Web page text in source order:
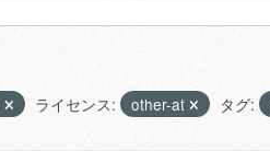
ライセンス: other-at タグ: